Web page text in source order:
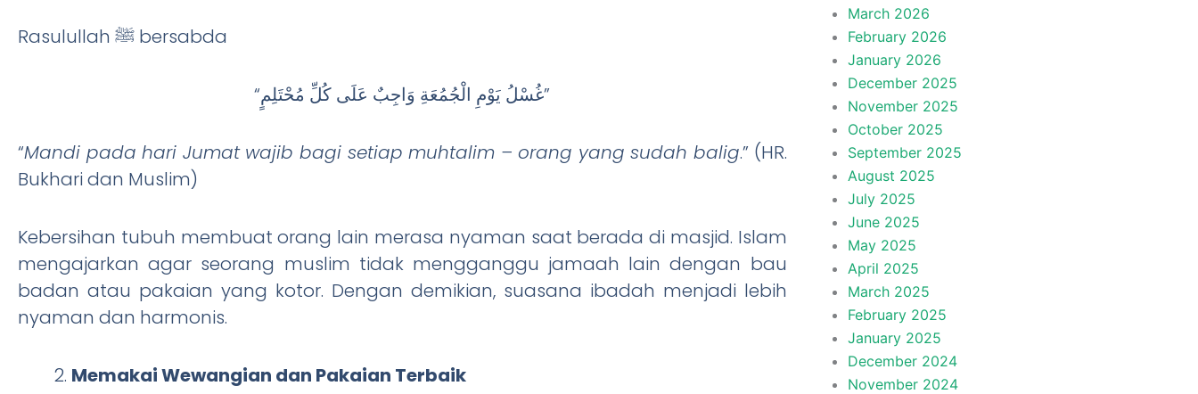
Rasulullah ﷺ bersabda
“غُسْلُ يَوْمِ الْجُمُعَةِ وَاجِبٌ عَلَى كُلِّ مُحْتَلِمٍ”
“Mandi pada hari Jumat wajib bagi setiap muhtalim – orang yang sudah balig.” (HR.
Bukhari dan Muslim)
Kebersihan tubuh membuat orang lain merasa nyaman saat berada di masjid. Islam
mengajarkan agar seorang muslim tidak mengganggu jamaah lain dengan bau
badan atau pakaian yang kotor. Dengan demikian, suasana ibadah menjadi lebih
nyaman dan harmonis.
Memakai Wewangian dan Pakaian Terbaik
March 2026
February 2026
January 2026
December 2025
November 2025
October 2025
September 2025
August 2025
July 2025
June 2025
May 2025
April 2025
March 2025
February 2025
January 2025
December 2024
November 2024